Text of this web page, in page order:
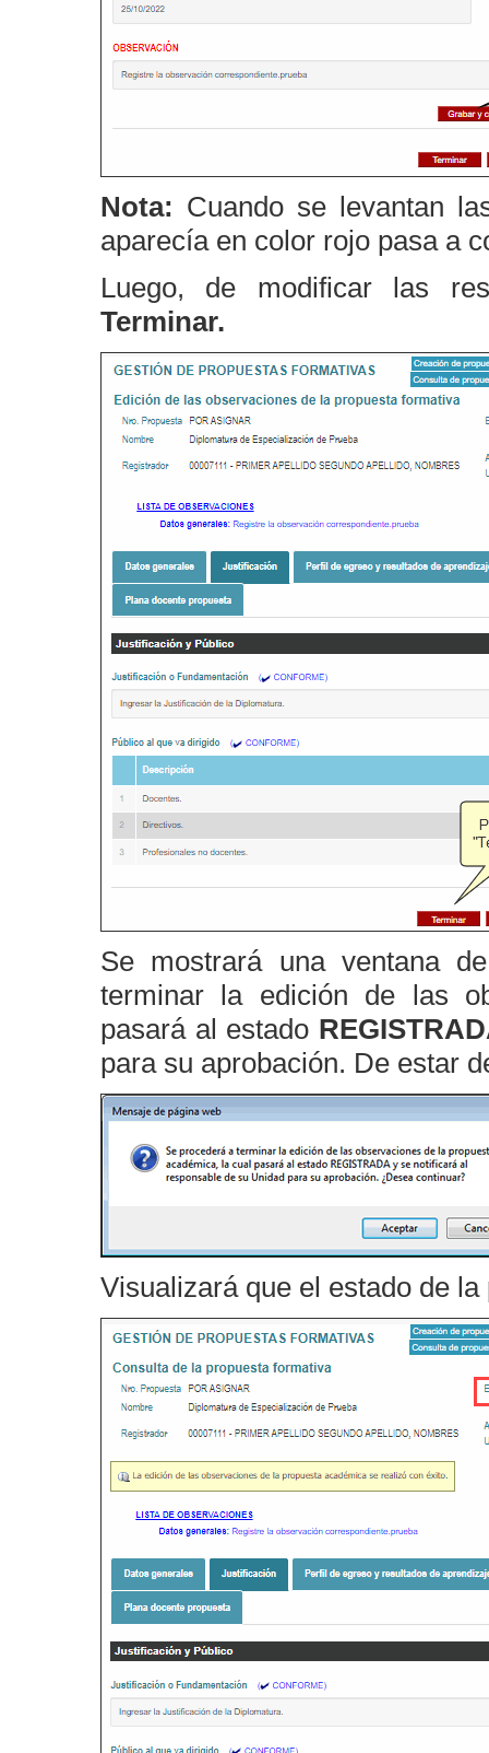
Nota: Cuando se levantan
aparecía en color rojo pasa a
Luego, de modificar las
Terminar.
Se mostrará una ventana
terminar la edición de las
pasará al estado
para su aprobación. De estar
Visualizará que el estado de